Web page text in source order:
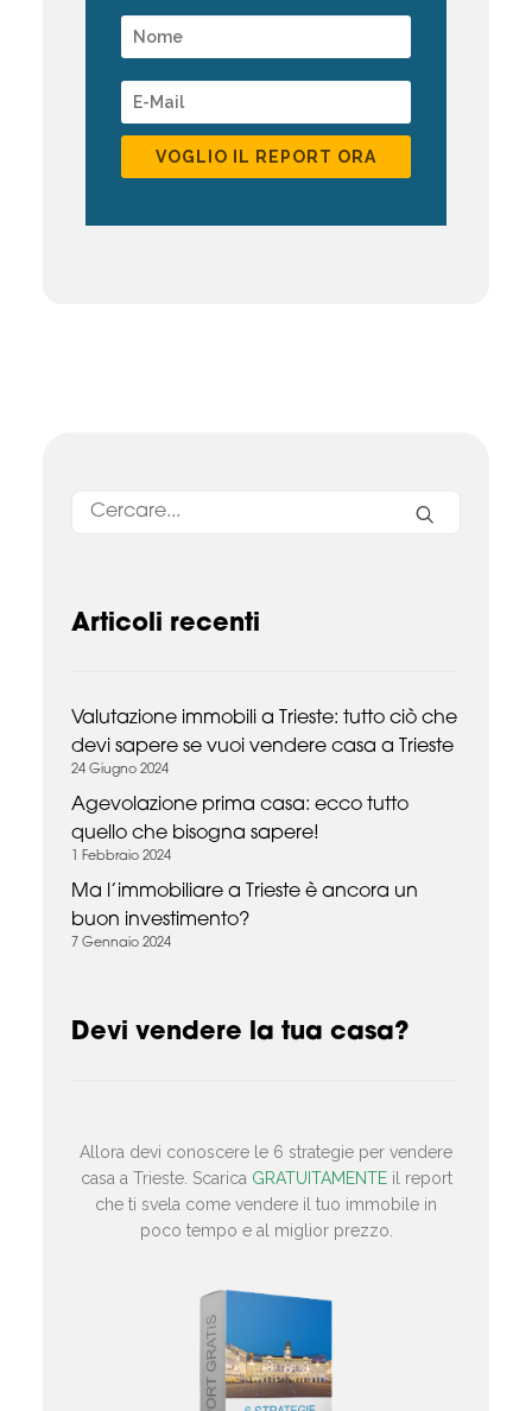
VOGLIO IL REPORT ORA
Articoli recenti
Valutazione immobili a Trieste: tutto ciò che
devi sapere se vuoi vendere casa a Trieste
24 Giugno 2024
Agevolazione prima casa: ecco tutto
quello che bisogna sapere!
1 Febbraio 2024
Ma l’immobiliare a Trieste è ancora un
buon investimento?
7 Gennaio 2024
Devi vendere la tua casa?
Allora devi conoscere le 6 strategie per vendere
casa a Trieste. Scarica GRATUITAMENTEil report
che ti svela come vendere il tuo immobile in
poco tempo e al miglior prezzo.